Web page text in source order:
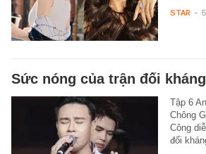
STAR -
Sức nóng của trận đối
Tập 6
Chông
Công
đối